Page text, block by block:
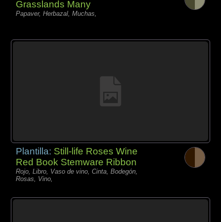
Grasslands Many
Papaver, Herbazal, Muchas,
Plantilla: Still-life Roses Wine
Red Book Stemware Ribbon
Rojo, Libro, Vaso de vino, Cinta, Bodegón,
Rosas, Vino,